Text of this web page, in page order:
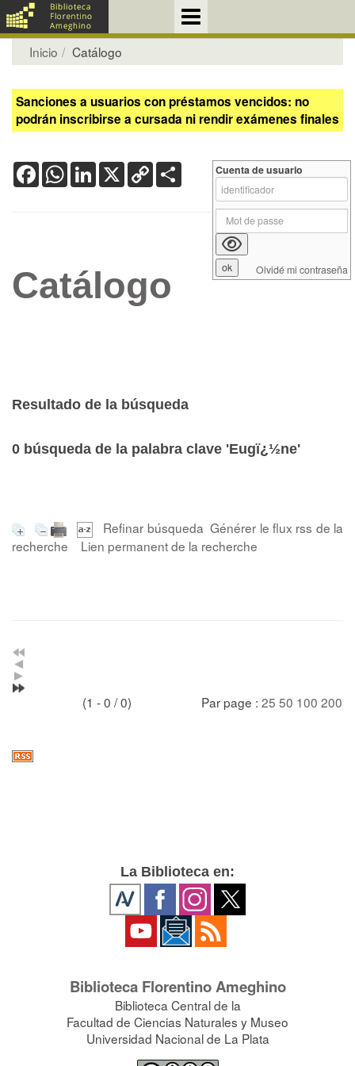
Inicio Catálogo
Sanciones a usuarios con préstamos vencidos: no
podrán inscribirse a cursada ni rendir exámenes finales
FacebookWhatsApp
LinkedIn
X Copy
Link
Catálogo
Resultado de la búsqueda
0 búsqueda de la palabra clave 'Eugï¿½ne'
Refinar búsqueda Générer le flux rss de la
recherche
Lien permanent de la recherche
(1 - 0 / 0) Par page : 25 50 100 200
Cuenta de usuario
Olvidé mi contraseña
La Biblioteca en:
Biblioteca Florentino Ameghino
Biblioteca Central de la
Facultad de Ciencias Naturales y Museo
Universidad Nacional de La Plata